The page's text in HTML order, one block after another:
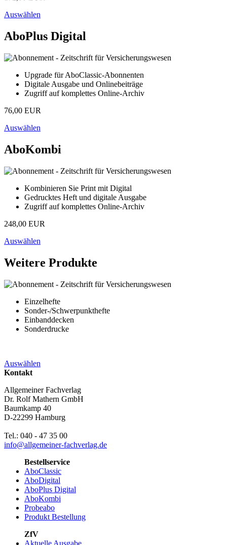
Auswählen
AboPlus Digital
Upgrade für AboClassic-Abonnenten
Digitale Ausgabe und Onlinebeiträge
Zugriff auf komplettes Online-Archiv
76,00 EUR
Auswählen
AboKombi
Kombinieren Sie Print mit Digital
Gedrucktes Heft und digitale Ausgabe
Zugriff auf komplettes Online-Archiv
248,00 EUR
Auswählen
Weitere Produkte
Einzelhefte
Sonder-/Schwerpunkthefte
Einbanddecken
Sonderdrucke
Auswählen
Kontakt
Allgemeiner Fachverlag
Dr. Rolf Mathern GmbH
Baumkamp 40
D-22299 Hamburg
Tel.: 040 - 47 35 00
info@allgemeiner-fachverlag.de
Bestellservice
AboClassic
AboDigital
AboPlus Digital
AboKombi
Probeabo
Produkt Bestellung
ZfV
Aktuelle Ausgabe